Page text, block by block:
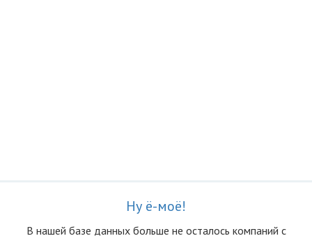
Ну ё-моё!
В нашей базе данных больше не осталоcь компаний с